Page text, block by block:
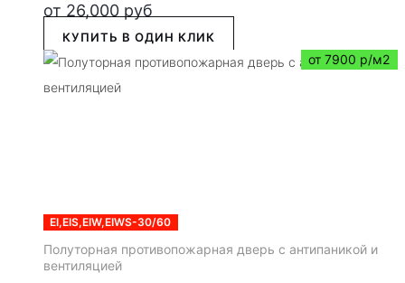
от 26,000 руб
КУПИТЬ В ОДИН КЛИК
от 7900 р/м2
EI,EIS,EIW,EIWS-30/60
Полуторная противопожарная дверь с антипаникой и
вентиляцией